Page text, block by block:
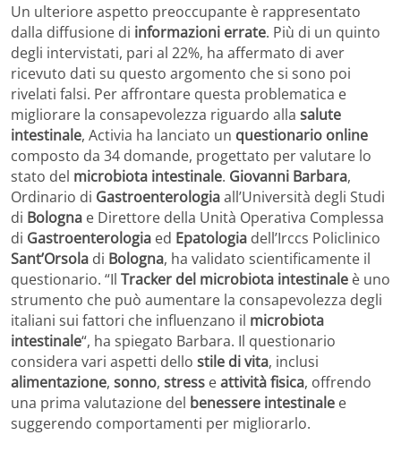
Un ulteriore aspetto preoccupante è rappresentato
dalla diffusione di informazioni errate. Più di un quinto
degli intervistati, pari al 22%, ha affermato di aver
ricevuto dati su questo argomento che si sono poi
rivelati falsi. Per affrontare questa problematica e
migliorare la consapevolezza riguardo alla salute
intestinale, Activia ha lanciato un questionario online
composto da 34 domande, progettato per valutare lo
stato del microbiota intestinale. Giovanni Barbara,
Ordinario di Gastroenterologiaall’Università degli Studi
di Bologna e Direttore della Unità Operativa Complessa
di Gastroenterologia ed Epatologia dell’Irccs Policlinico
Sant’Orsola di Bologna, ha validato scientificamente il
questionario. “Il Tracker del microbiota intestinale è uno
strumento che può aumentare la consapevolezza degli
italiani sui fattori che influenzano il microbiota
intestinale“, ha spiegato Barbara. Il questionario
considera vari aspetti dello stile di vita, inclusi
alimentazione, sonno, stress eattività fisica, offrendo
una prima valutazione del benessere intestinale e
suggerendo comportamenti per migliorarlo.